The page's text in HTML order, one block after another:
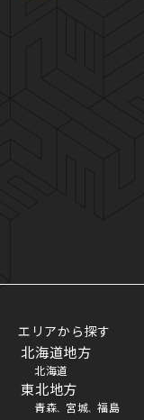
エリアから探す
北海道地方
北海道
東北地方
青森、 宮城、 福島